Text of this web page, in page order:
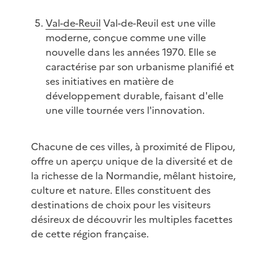
Val-de-Reuil Val-de-Reuil est une ville
moderne, conçue comme une ville
nouvelle dans les années 1970. Elle se
caractérise par son urbanisme planifié et
ses initiatives en matière de
développement durable, faisant d'elle
une ville tournée vers l'innovation.
Chacune de ces villes, à proximité de Flipou,
offre un aperçu unique de la diversité et de
la richesse de la Normandie, mêlant histoire,
culture et nature. Elles constituent des
destinations de choix pour les visiteurs
désireux de découvrir les multiples facettes
de cette région française.